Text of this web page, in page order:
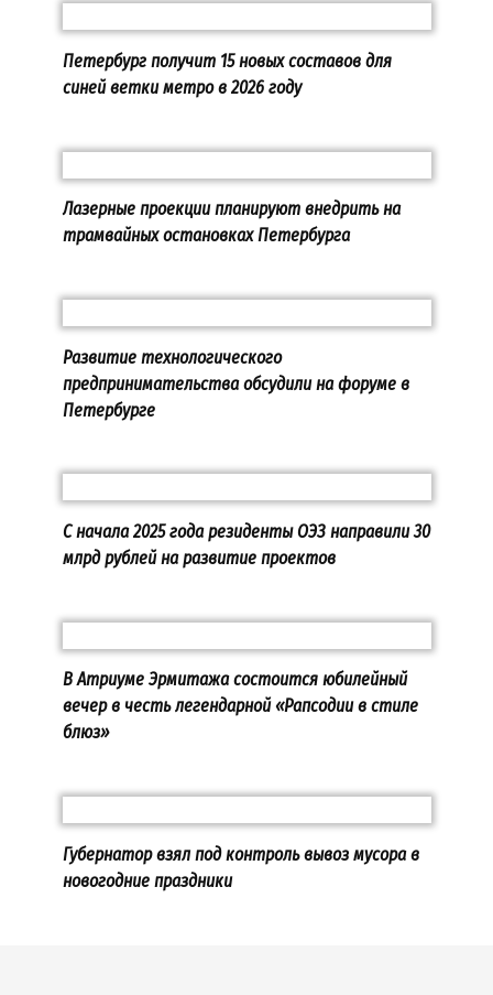
Петербург получит 15 новых составов для
синей ветки метро в 2026 году
Лазерные проекции планируют внедрить на
трамвайных остановках Петербурга
Развитие технологического
предпринимательства обсудили на форуме в
Петербурге
С начала 2025 года резиденты ОЭЗ направили 30
млрд рублей на развитие проектов
В Атриуме Эрмитажа состоится юбилейный
вечер в честь легендарной «Рапсодии в стиле
блюз»
Губернатор взял под контроль вывоз мусора в
новогодние праздники